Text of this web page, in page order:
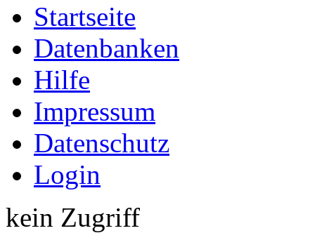
Startseite
Datenbanken
Hilfe
Impressum
Datenschutz
Login
kein Zugriff